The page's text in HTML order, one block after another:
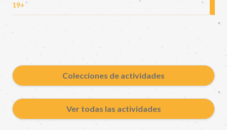
19+
Colecciones de actividades
Ver todas las actividades